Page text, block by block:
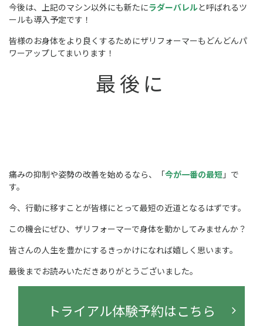
今後は、上記のマシン以外にも新たにラダーバレルと呼ばれるツ
ールも導入予定です！
皆様のお身体をより良くするためにザリフォーマーもどんどんパ
ワーアップしてまいります！
最後に
痛みの抑制や姿勢の改善を始めるなら、「今が一番の最短 」で
す。
今、行動に移すことが皆様にとって最短の近道となるはずです。
この機会にぜひ、ザリフォーマーで身体を動かしてみませんか？
皆さんの人生を豊かにするきっかけになれば嬉しく思います。
最後までお読みいただきありがとうございました。
トライアル体験予約はこちら